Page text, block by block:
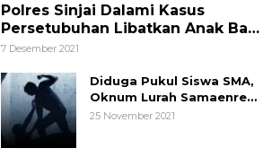
Polres Sinjai Dalami Kasus
Persetubuhan Libatkan Anak Bawa
Umur
7 Desember 2021
Diduga Pukul Siswa SMA,
Oknum Lurah Samaenre
Sinjai Dilaporkan ke Polisi
25 November 2021